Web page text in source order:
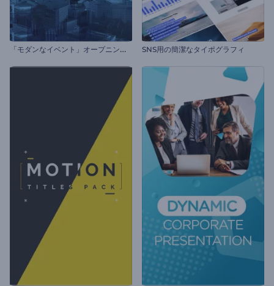
「
モダンなイベント」オープニング動画 SNS用の簡潔なタイポグラフィ